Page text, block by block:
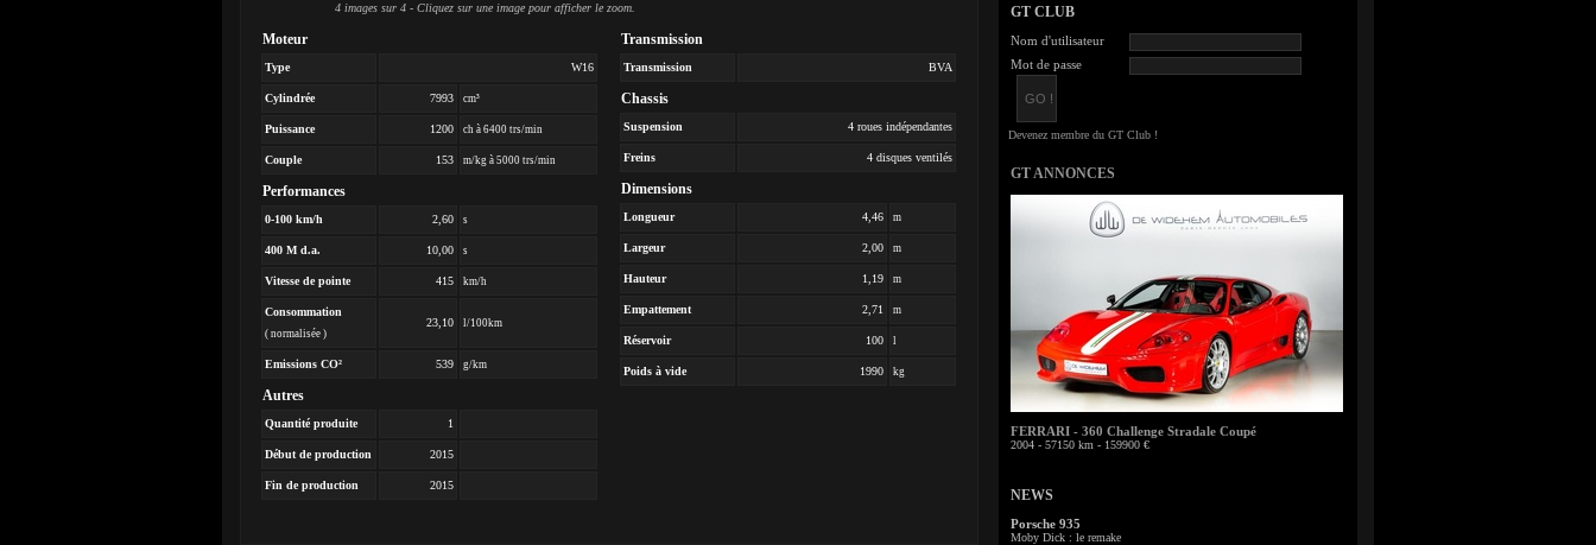
4 images sur 4 - Cliquez sur une image pour afficher le zoom.
Moteur
Type W16
Cylindrée 7993 cm³
Puissance 1200 ch à 6400 trs/min
Couple 153 m/kg à 5000 trs/min
Performances
0-100 km/h 2,60 s
400 M d.a. 10,00 s
Vitesse de pointe 415 km/h
Consommation
( normalisée )
23,10 l/100km
Emissions CO² 539 g/km
Autres
Quantité produite 1
Début de production 2015
Fin de production 2015
Transmission
Transmission BVA
Chassis
Suspension 4 roues indépendantes
Freins 4 disques ventilés
Dimensions
Longueur 4,46 m
Largeur 2,00 m
Hauteur 1,19 m
Empattement 2,71 m
Réservoir 100 l
Poids à vide 1990 kg
GT CLUB
Nom d'utilisateur
Mot de passe
GT ANNONCES
FERRARI - 360 Challenge Stradale Coupé
2004 - 57150 km - 159900 €
NEWS
Porsche 935
Moby Dick : le remake